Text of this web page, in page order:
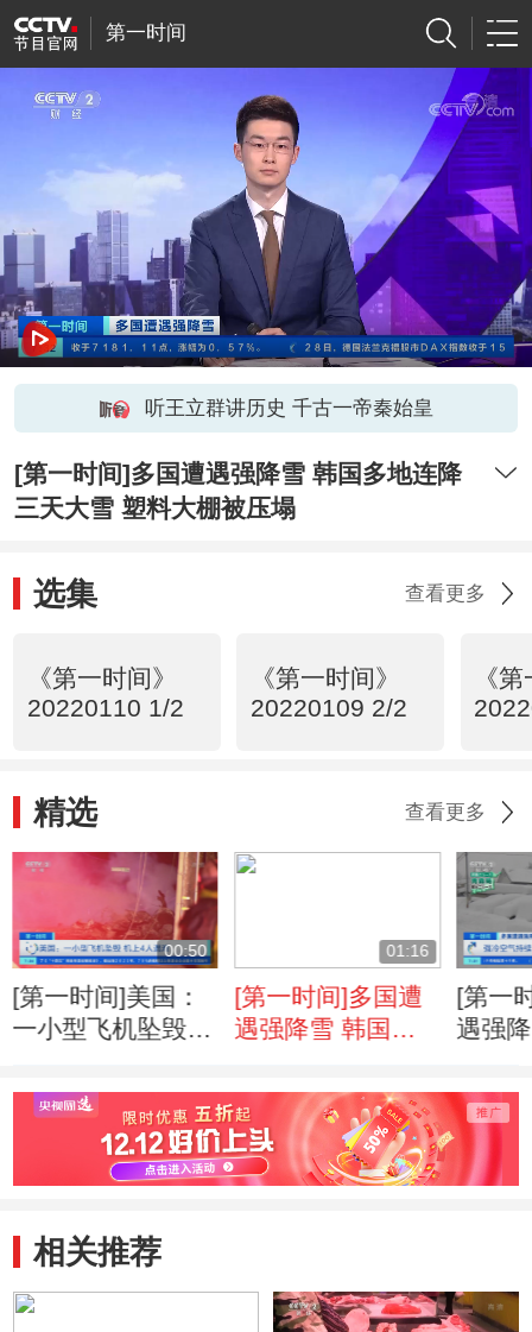
第一时间
听王立群讲历史 千古一帝秦始皇
[第一时间]多国遭遇强降雪 韩国多地连降
三天大雪 塑料大棚被压塌
选集 查看更多
《第一时间》
20220110 1/2
《第一时间》
20220109 2/2
《
精选 查看更多
00:50
[第一时间]美国：
一小型飞机坠毁
01:16
[第一时间]多国遭
遇强降雪 韩国多
塑料大棚被压塌
[第一
遇强
积雪
相关推荐